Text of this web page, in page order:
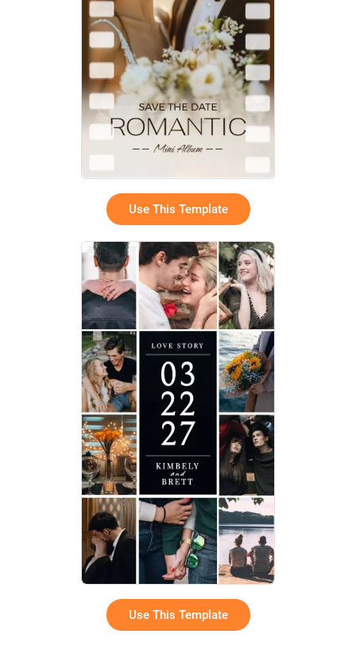
Use This Template
Use This Template